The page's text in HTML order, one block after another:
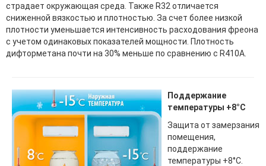
страдает окружающая среда. Также R32 отличается
сниженной вязкостью и плотностью. За счет более низкой
плотности уменьшается интенсивность расходования фреона
с учетом одинаковых показателей мощности. Плотность
дифторметана почти на 30% меньше по сравнению с R410A.
Поддержание
температуры +8°С
Защита от замерзания
помещения,
поддержание
температуры +8°С.